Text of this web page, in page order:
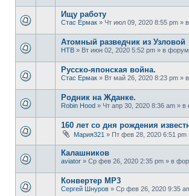
Ищу работу
Стас Ермак » Чт июл 09, 2020 8:55 pm »
Атомный разведчик из Узловой
НТВ » Вт июн 02, 2020 5:52 pm » в
Русско-японская война.
Стас Ермак » Вт май 26, 2020 8:23 pm »
Родник на Жданке.
Robin Hood » Чт апр 30, 2020 8:36 am »
160 лет со дня рождения
Мария321 » Пт фев 28, 2020 6:51
Калашников
aviator » Ср фев 26, 2020 2:35 pm » в
Конвертер MP3
Сергей Шнуров » Ср фев 26, 2020 9:35